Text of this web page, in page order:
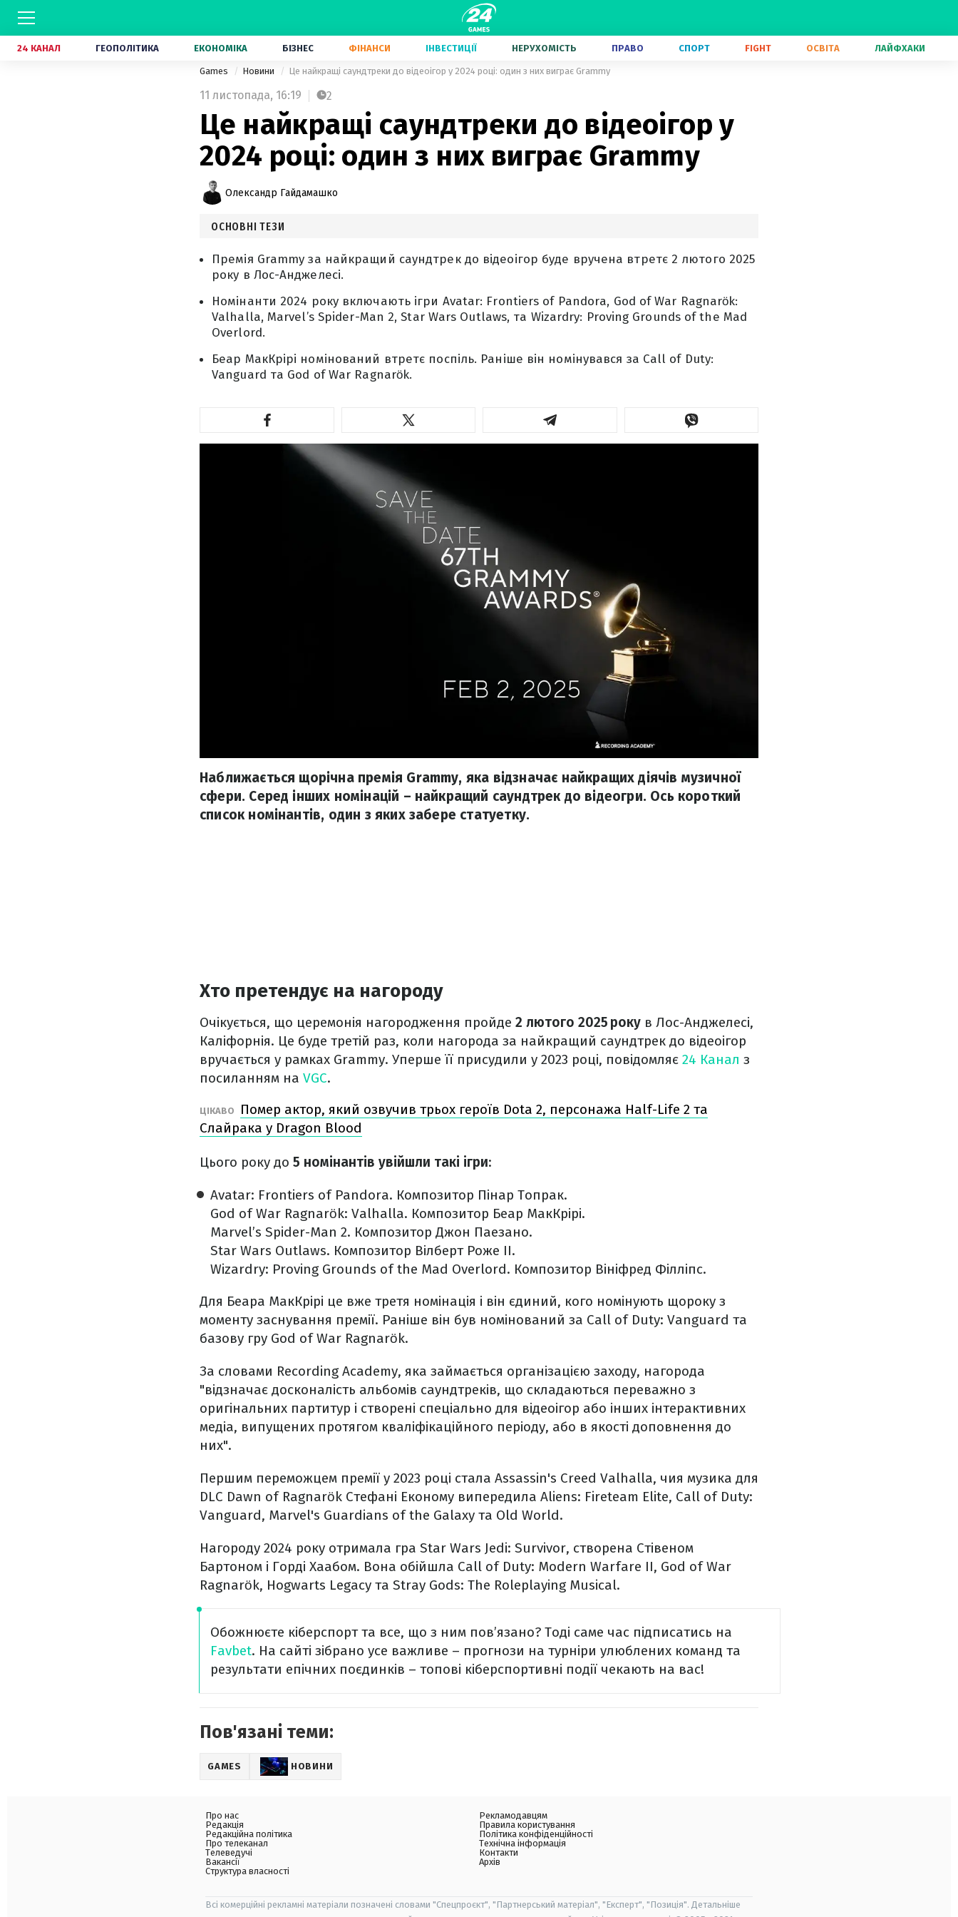
24 КАНАЛ ГЕОПОЛІТИКА ЕКОНОМІКА БІЗНЕС ФІНАНСИ ІНВЕСТИЦІЇ НЕРУХОМІСТЬ ПРАВО СПОРТ FIGHT ОСВІТА ЛАЙФХАКИ
Games Новини Це найкращі саундтреки до відеоігор у 2024 році: один з них виграє Grammy
11 листопада, 16:19 2
Це найкращі саундтреки до відеоігор у
2024 році: один з них виграє Grammy
Олександр Гайдамашко
ОСНОВНІ ТЕЗИ
Премія Grammy за найкращий саундтрек до відеоігор буде вручена втретє 2 лютого 2025
року в Лос-Анджелесі.
Номінанти 2024 року включають ігри Avatar: Frontiers of Pandora, God of War Ragnarök:
Valhalla, Marvel’s Spider-Man 2, Star Wars Outlaws, та Wizardry: Proving Grounds of the Mad
Overlord.
Беар МакКрірі номінований втретє поспіль. Раніше він номінувався за Call of Duty:
Vanguard та God of War Ragnarök.
Наближається щорічна премія Grammy, яка відзначає найкращих діячів музичної
сфери. Серед інших номінацій – найкращий саундтрек до відеогри. Ось короткий
список номінантів, один з яких забере статуетку.
Хто претендує на нагороду
Очікується, що церемонія нагородження пройде 2 лютого 2025 року в Лос-Анджелесі,
Каліфорнія. Це буде третій раз, коли нагорода за найкращий саундтрек до відеоігор
вручається у рамках Grammy. Уперше її присудили у 2023 році, повідомляє 24 Канал з
посиланням на VGC.
ЦІКАВО
Помер актор, який озвучив трьох героїв Dota 2, персонажа Half-Life 2 та
Слайрака у Dragon Blood
Цього року до 5 номінантів увійшли такі ігри:
Avatar: Frontiers of Pandora. Композитор Пінар Топрак.
God of War Ragnarök: Valhalla. Композитор Беар МакКрірі.
Marvel’s Spider-Man 2. Композитор Джон Паезано.
Star Wars Outlaws. Композитор Вілберт Роже II.
Wizardry: Proving Grounds of the Mad Overlord. Композитор Вініфред Філліпс.
Для Беара МакКрірі це вже третя номінація і він єдиний, кого номінують щороку з
моменту заснування премії. Раніше він був номінований за Call of Duty: Vanguard та
базову гру God of War Ragnarök.
За словами Recording Academy, яка займається організацією заходу, нагорода
"відзначає досконалість альбомів саундтреків, що складаються переважно з
оригінальних партитур і створені спеціально для відеоігор або інших інтерактивних
медіа, випущених протягом кваліфікаційного періоду, або в якості доповнення до
них".
Першим переможцем премії у 2023 році стала Assassin's Creed Valhalla, чия музика для
DLC Dawn of Ragnarök Стефані Економу випередила Aliens: Fireteam Elite, Call of Duty:
Vanguard, Marvel's Guardians of the Galaxy та Old World.
Нагороду 2024 року отримала гра Star Wars Jedi: Survivor, створена Стівеном
Бартоном і Горді Хаабом. Вона обійшла Call of Duty: Modern Warfare II, God of War
Ragnarök, Hogwarts Legacy та Stray Gods: The Roleplaying Musical.
Обожнюєте кіберспорт та все, що з ним пов’язано? Тоді саме час підписатись на
Favbet. На сайті зібрано усе важливе – прогнози на турніри улюблених команд та
результати епічних поєдинків – топові кіберспортивні події чекають на вас!
Пов'язані теми:
GAMES НОВИНИ
Про нас
Редакція
Редакційна політика
Про телеканал
Телеведучі
Вакансії
Структура власності
Рекламодавцям
Правила користування
Політика конфіденційності
Технічна інформація
Контакти
Архів
Всі комерційні рекламні матеріали позначені словами "Спецпроєкт", "Партнерський матеріал", "Експерт", "Позиція". Детальніше